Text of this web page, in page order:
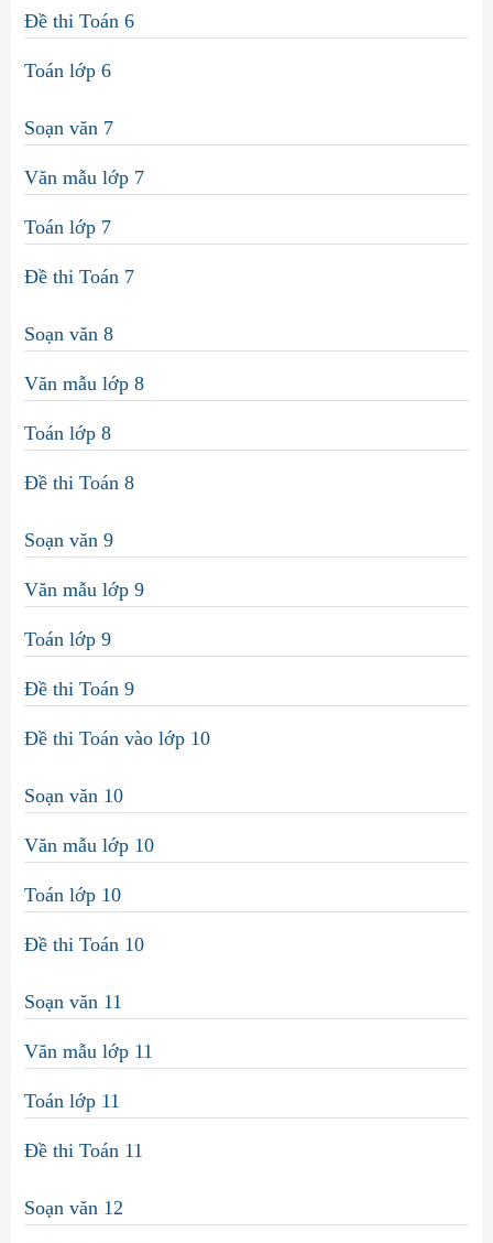
Đề thi Toán 6
Toán lớp 6
Soạn văn 7
Văn mẫu lớp 7
Toán lớp 7
Đề thi Toán 7
Soạn văn 8
Văn mẫu lớp 8
Toán lớp 8
Đề thi Toán 8
Soạn văn 9
Văn mẫu lớp 9
Toán lớp 9
Đề thi Toán 9
Đề thi Toán vào lớp 10
Soạn văn 10
Văn mẫu lớp 10
Toán lớp 10
Đề thi Toán 10
Soạn văn 11
Văn mẫu lớp 11
Toán lớp 11
Đề thi Toán 11
Soạn văn 12